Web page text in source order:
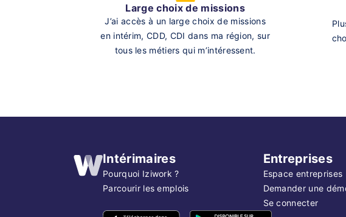
Large choix de missions
J’ai accès à un large choix de missions
en intérim, CDD, CDI dans ma région, sur
tous les métiers qui m’intéressent.
Intérimaires
Pourquoi Iziwork ?
Parcourir les emplois
Entreprises
Espace entreprises
Demander une
Se connecter